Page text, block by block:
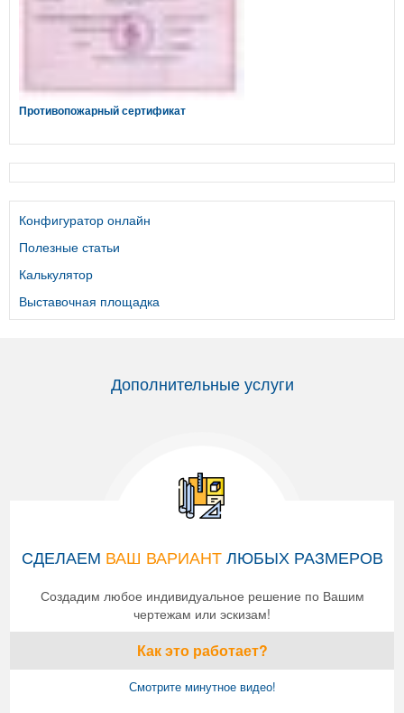
Противопожарный сертификат
Конфигуратор онлайн
Полезные статьи
Калькулятор
Выставочная площадка
Дополнительные услуги
СДЕЛАЕМ ВАШ ВАРИАНТЛЮБЫХ РАЗМЕРОВ
Создадим любое индивидуальное решение по Вашим
чертежам или эскизам!
Как это работает?
Смотрите минутное видео!